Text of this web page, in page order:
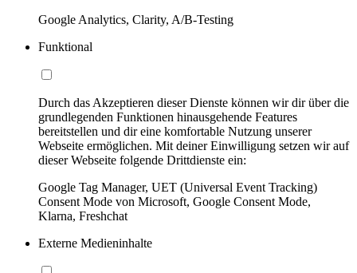
Google Analytics, Clarity, A/B-Testing
Funktional
Durch das Akzeptieren dieser Dienste können wir dir über die
grundlegenden Funktionen hinausgehende Features
bereitstellen und dir eine komfortable Nutzung unserer
Webseite ermöglichen. Mit deiner Einwilligung setzen wir auf
dieser Webseite folgende Drittdienste ein:
Google Tag Manager, UET (Universal Event Tracking)
Consent Mode von Microsoft, Google Consent Mode,
Klarna, Freshchat
Externe Medieninhalte